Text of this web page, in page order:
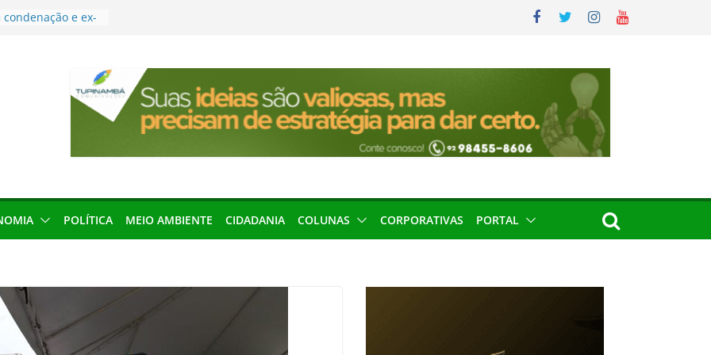
e ex-
podem barrar
de 2026 no
Amazônia
em São
discurso de
defesa do
públicaPOLÍTICA MEIO AMBIENTE CIDADANIA COLUNAS CORPORATIVAS PORTAL